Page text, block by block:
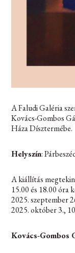
A Faludi Galéria
Kovács-Gombos
Háza Dísztermébe.
Helyszín:
A kiállítás
15.00 és 18.00 óra
2025. szeptember
2025. október 3.,
Kovács-Gombos